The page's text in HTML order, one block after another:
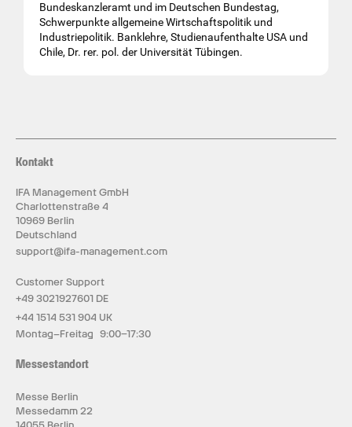
Bundeskanzleramt und im Deutschen Bundestag,
Schwerpunkte allgemeine Wirtschaftspolitik und
Industriepolitik. Banklehre, Studienaufenthalte USA und
Chile, Dr. rer. pol. der Universität Tübingen.
Kontakt
IFA Management GmbH
Charlottenstraße 4
10969 Berlin
Deutschland
support@ifa-management.com
Customer Support
+49 3021927601 DE
+44 1514 531 904 UK
Montag–Freitag 9:00–17:30
Messestandort
Messe Berlin
Messedamm 22